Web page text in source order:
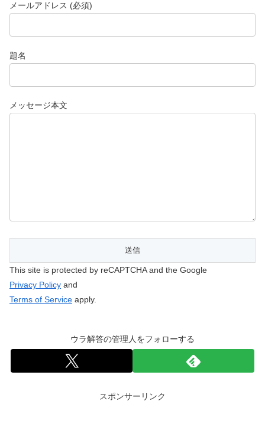
メールアドレス (必須)
題名
メッセージ本文
This site is protected by reCAPTCHA and the Google
Privacy Policy and
Terms of Service apply.
ウラ解答の管理人をフォローする
スポンサーリンク